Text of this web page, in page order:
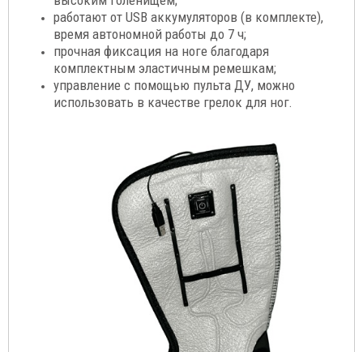
работают от USB аккумуляторов (в комплекте),
время автономной работы до 7 ч;
прочная фиксация на ноге благодаря
комплектным эластичным ремешкам;
управление с помощью пульта ДУ, можно
использовать в качестве грелок для ног.